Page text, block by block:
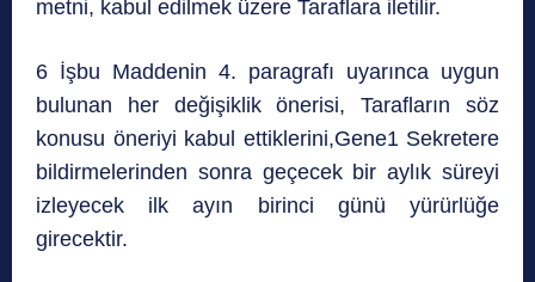
metni, kabul edilmek üzere Taraflara iletilir.
6 İşbu Maddenin 4. paragrafı uyarınca uygun
bulunan her değişiklik önerisi, Tarafların söz
konusu öneriyi kabul ettiklerini,Gene1 Sekretere
bildirmelerinden sonra geçecek bir aylık süreyi
izleyecek ilk ayın birinci günü yürürlüğe
girecektir.